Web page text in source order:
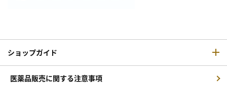
ショップガイド
医薬品販売に関する注意事項